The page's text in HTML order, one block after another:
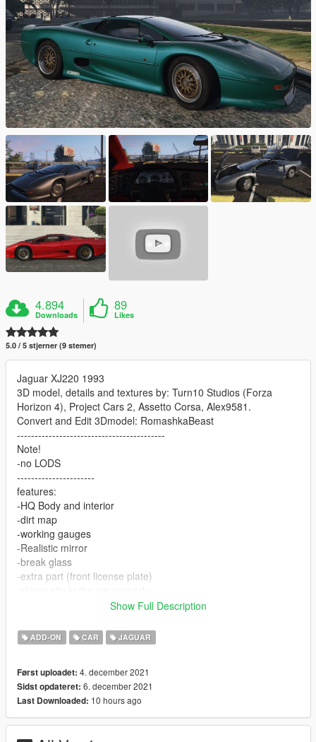
4.894
Downloads
89
Likes
5.0 / 5 stjerner (9 stemer)
Jaguar XJ220 1993
3D model, details and textures by: Turn10 Studios (Forza
Horizon 4), Project Cars 2, Assetto Corsa, Alex9581.
Convert and Edit 3Dmodel: RomashkaBeast
------------------------------------------
Note!
-no LODS
----------------------
features:
-HQ Body and interior
-dirt map
-working gauges
-Realistic mirror
-break glass
-extra part (front license plate)
-two variants of wheel rims
v1.2
-Improved lights for graphic modifications.
v1.3
-Changed animation of entering the car.
-Separated windows on the side doors.
------------------------------------------------------
Show Full Description
ADD-ON CAR JAGUAR
Først uploadet: 4. december 2021
Sidst opdateret: 6. december 2021
Last Downloaded: 10 hours ago